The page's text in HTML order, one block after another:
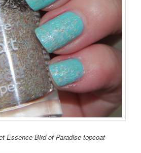
Essence Bird of Paradise topcoat